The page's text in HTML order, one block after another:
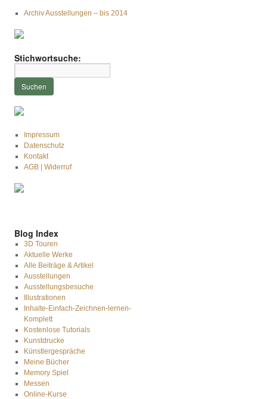
Archiv Ausstellungen – bis 2014
Stichwortsuche:
Impressum
Datenschutz
Kontakt
AGB | Widerruf
Blog Index
3D Touren
Aktuelle Werke
Alle Beiträge & Artikel
Ausstellungen
Ausstellungsbesuche
Illustrationen
Inhalte-Einfach-Zeichnen-lernen-
Komplett
Kostenlose Tutorials
Kunstdrucke
Künstlergespräche
Meine Bücher
Memory Spiel
Messen
Online-Kurse